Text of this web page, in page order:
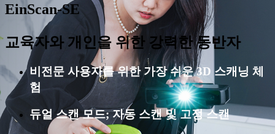
EinScan-SE
교육자와 개인을 위한 강력한 동반자
비전문 사용자를 위한 가장 쉬운 3D 스캐닝 체
험
듀얼 스캔 모드; 자동 스캔 및 고정 스캔